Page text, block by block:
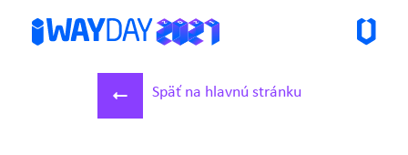
Späť na hlavnú stránku